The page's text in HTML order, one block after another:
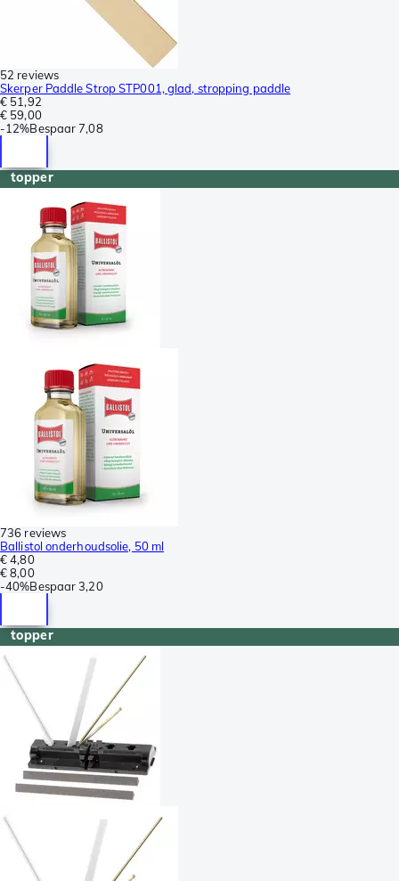
52 reviews
Skerper Paddle Strop STP001, glad, stropping paddle
€ 51,92
€ 59,00
-12%Bespaar 7,08
topper
736 reviews
Ballistol onderhoudsolie, 50 ml
€ 4,80
€ 8,00
-40%Bespaar 3,20
topper